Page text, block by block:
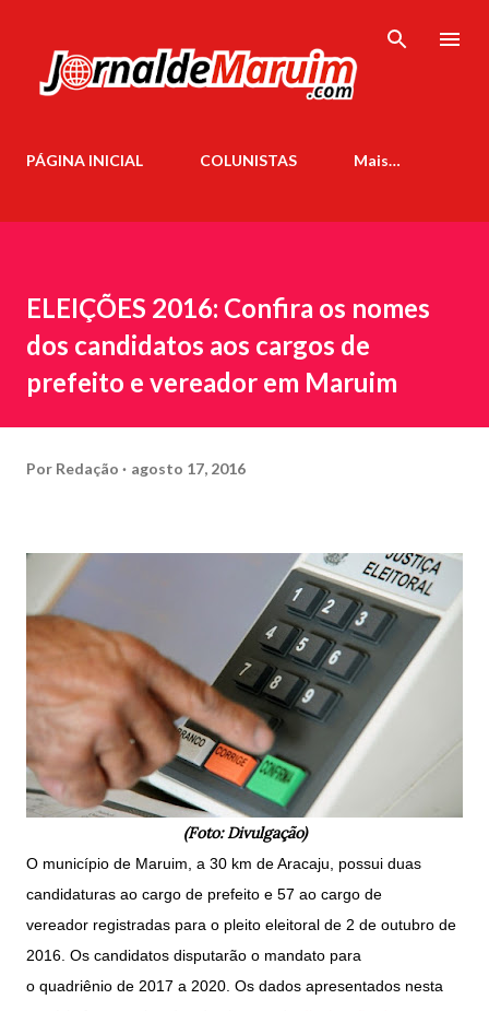
PÁGINA INICIAL COLUNISTAS Mais…
ELEIÇÕES 2016: Confira os nomes
dos candidatos aos cargos de
prefeito e vereador em Maruim
Por Redação agosto 17, 2016
(Foto: Divulgação)
O município de Maruim, a 30 km de Aracaju, possui duas
candidaturas ao cargo de prefeito e 57 ao cargo de
vereador registradas para o pleito eleitoral de 2 de outubro de
2016 . Os candidatos disputarão o mandato para
o quadriênio de 2017 a 2020. Os dados apresentados nesta